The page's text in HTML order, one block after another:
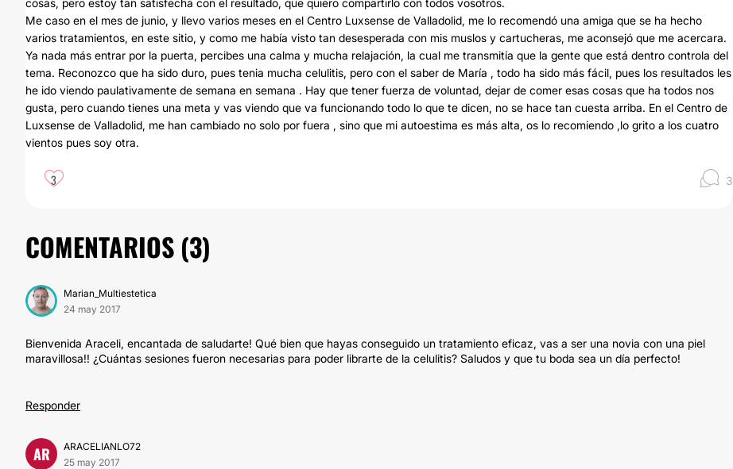
cosas, pero estoy tan satisfecha con el resultado, que quiero compartirlo con todos vosotros.
Me caso en el mes de junio, y llevo varios meses en el Centro Luxsense de Valladolid, me lo recomendó una amiga que se ha hecho
varios tratamientos, en este sitio, y como me había visto tan desesperada con mis muslos y cartucheras, me aconsejó que me acercara.
Ya nada más entrar por la puerta, percibes una calma y mucha relajación, la cual me transmitía que la gente que está dentro controla del
tema. Reconozco que ha sido duro, pues tenia mucha celulitis, pero con el saber de María , todo ha sido más fácil, pues los resultados les
he ido viendo paulativamente de semana en semana . Hay que tener fuerza de voluntad, dejar de comer esas cosas que ha todos nos
gusta, pero cuando tienes una meta y vas viendo que va funcionando todo lo que te dicen, no se hace tan cuesta arriba. En el Centro de
Luxsense de Valladolid, me han cambiado no solo por fuera , sino que mi autoestima es más alta, os lo recomiendo ,lo grito a los cuatro
vientos pues soy otra.
3 3
COMENTARIOS (3)
Marian_Multiestetica
24 may 2017
Bienvenida Araceli, encantada de saludarte! Qué bien que hayas conseguido un tratamiento eficaz, vas a ser una novia con una piel
maravillosa!! ¿Cuántas sesiones fueron necesarias para poder librarte de la celulitis? Saludos y que tu boda sea un día perfecto!
Responder
AR
ARACELIANLO72
25 may 2017